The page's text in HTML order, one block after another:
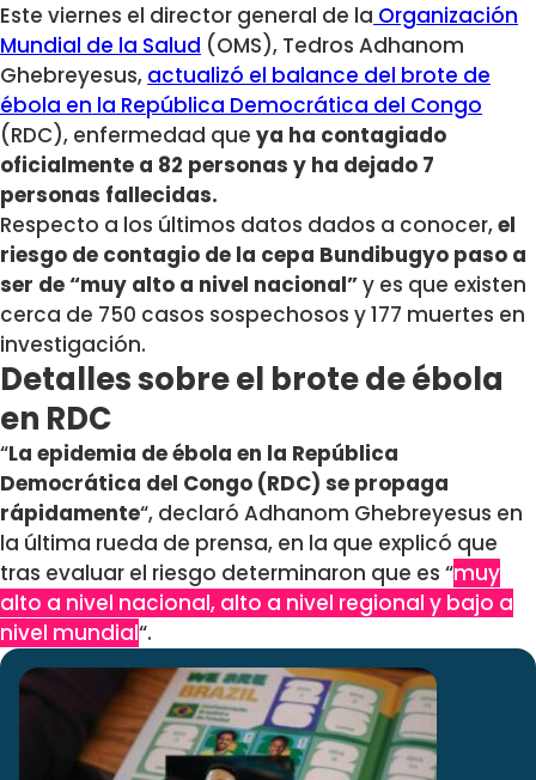
Este viernes el director general de la Organización
Mundial de la Salud (OMS), Tedros Adhanom
Ghebreyesus, actualizó el balance del brote de
ébola en la República Democrática del Congo
(RDC), enfermedad que ya ha contagiado
oficialmente a 82 personas y ha dejado 7
personas fallecidas.
Respecto a los últimos datos dados a conocer,el
riesgo de contagio de la cepa Bundibugyo paso a
ser de “muy alto a nivel nacional”y es que existen
cerca de 750 casos sospechosos y 177 muertes en
investigación.
Detalles sobre el brote de ébola
en RDC
“La epidemia de ébola en la República
Democrática del Congo (RDC) se propaga
rápidamente“, declaró Adhanom Ghebreyesus en
la última rueda de prensa, en la que explicó que
tras evaluar el riesgo determinaron que es “muy
alto a nivel nacional, alto a nivel regional y bajo a
nivel mundial“.